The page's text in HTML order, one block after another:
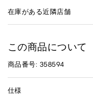
在庫がある近隣店舗
この商品について
商品番号: 358594
仕様